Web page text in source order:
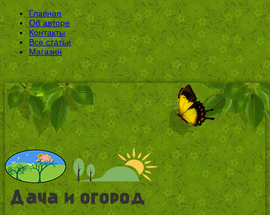
Главная
Об авторе
Контакты
Все статьи
Магазин